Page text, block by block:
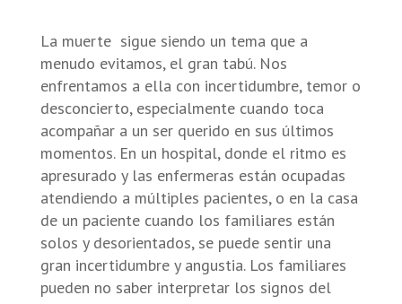
La muerte sigue siendo un tema que a
menudo evitamos, el gran tabú. Nos
enfrentamos a ella con incertidumbre, temor o
desconcierto, especialmente cuando toca
acompañar a un ser querido en sus últimos
momentos. En un hospital, donde el ritmo es
apresurado y las enfermeras están ocupadas
atendiendo a múltiples pacientes, o en la casa
de un paciente cuando los familiares están
solos y desorientados, se puede sentir una
gran incertidumbre y angustia. Los familiares
pueden no saber interpretar los signos del